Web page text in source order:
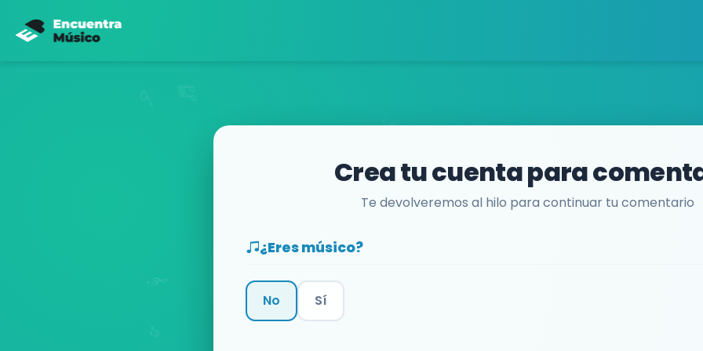
Crea tu cuenta para
Te devolveremos al hilo para continuar tu comentario
¿Eres músico?
No Sí